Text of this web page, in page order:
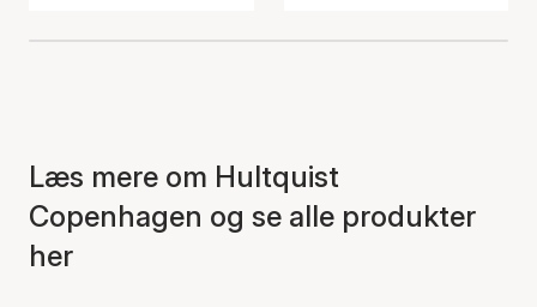
Læs mere om Hultquist
Copenhagen og se alle produkter
her